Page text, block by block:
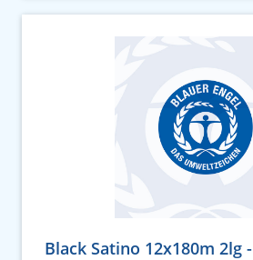
Black Satino 12x180m 2lg -